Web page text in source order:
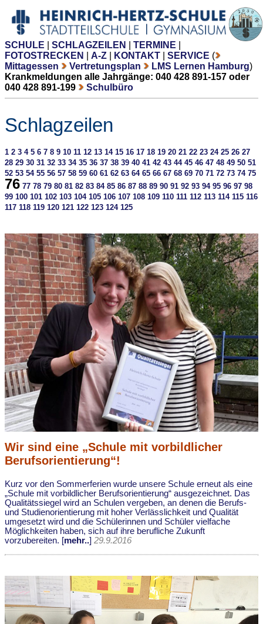
SCHULE SCHLAGZEILEN TERMINE
FOTOSTRECKEN
A-Z KONTAKT SERVICE (
Mittagessen
Vertretungsplan LMS Lernen Hamburg)
Krankmeldungen alle Jahrgänge: 040 428 891-157 oder
040 428 891-199
Schulbüro
Schlagzeilen
1 2 3 4 5 6 7 8 9 10 11 12 13 14 15 16 17 18 19 20 21 22 23 24 25 26 27
28 29 30 31 32 33 34 35 36 37 38 39 40 41 42 43 44 45 46 47 48 49 50 51
52 53 54 55 56 57 58 59 60 61 62 63 64 65 66 67 68 69 70 71 72 73 74 75
76 77 78 79 80 81 82 83 84 85 86 87 88 89 90 91 92 93 94 95 96 97 98
99 100 101 102 103 104 105 106 107 108 109 110 111 112 113 114 115 116
117 118 119 120 121 122 123 124 125
Wir sind eine „Schule mit vorbildlicher
Berufsorientierung“!
Kurz vor den Sommerferien wurde unsere Schule erneut als eine
„Schule mit vorbildlicher Berufsorientierung“ ausgezeichnet. Das
Qualitätssiegel wird an Schulen vergeben, an denen die Berufs-
und Studienorientierung mit hoher Verlässlichkeit und Qualität
umgesetzt wird und die Schülerinnen und Schüler vielfache
Möglichkeiten haben, sich auf ihre berufliche Zukunft
vorzubereiten. [mehr..] 29.9.2016